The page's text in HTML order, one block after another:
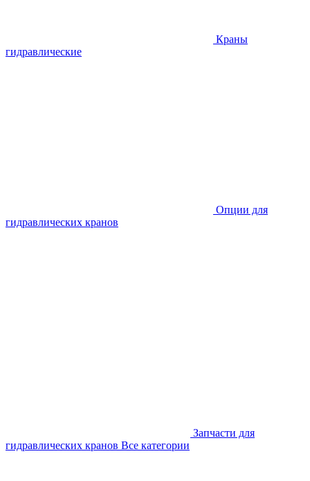
Краны
гидравлические
Опции для
гидравлических кранов
Запчасти для
гидравлических кранов Все категории